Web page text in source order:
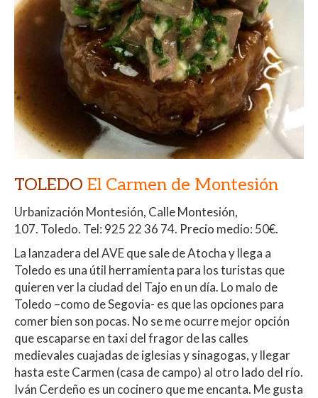
TOLEDO El Carmen de Montesión
Urbanización Montesión, Calle Montesión,
107. Toledo. Tel: 925 22 36 74. Precio medio: 50€.
La lanzadera del AVE que sale de Atocha y llega a
Toledo es una útil herramienta para los turistas que
quieren ver la ciudad del Tajo en un día. Lo malo de
Toledo –como de Segovia- es que las opciones para
comer bien son pocas. No se me ocurre mejor opción
que escaparse en taxi del fragor de las calles
medievales cuajadas de iglesias y sinagogas, y llegar
hasta este Carmen (casa de campo) al otro lado del río.
Iván Cerdeño es un cocinero que me encanta. Me gusta